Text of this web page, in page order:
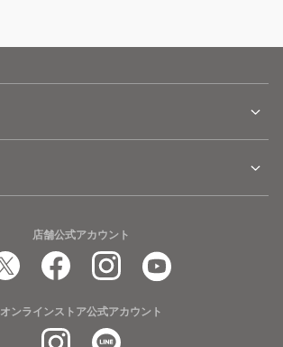
店舗公式アカウント
オンラインストア公式アカウント